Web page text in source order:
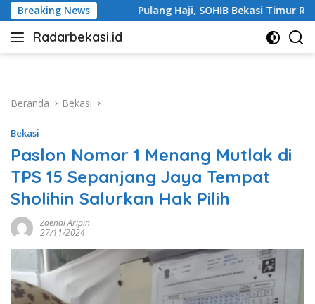
Langsung
ke
konten
Breaking News
Pulang Haji, SOHIB Bekasi Timur Rawat Silaturahmi
Radarbekasi.id
Berita
Beranda
Bekasi
Bekasi
Paslon Nomor 1 Menang Mutlak di
TPS 15 Sepanjang Jaya Tempat
Sholihin Salurkan Hak Pilih
Zaenal Aripin
27/11/2024